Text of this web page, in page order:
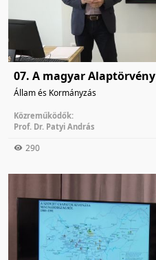
07. A magyar Alaptörvény
Állam és Kormányzás
Közreműködők:
Prof. Dr. Patyi András
290